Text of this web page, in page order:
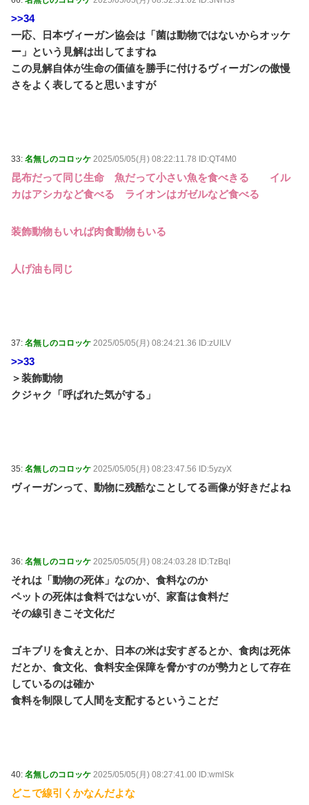
>>34
一応、日本ヴィーガン協会は「菌は動物ではないからオッケ
ー」という見解は出してますね
この見解自体が生命の価値を勝手に付けるヴィーガンの傲慢
さをよく表してると思いますが
33: 名無しのコロッケ 2025/05/05(月) 08:22:11.78 ID:QT4M0
昆布だって同じ生命 魚だって小さい魚を食べきる イル
カはアシカなど食べる ライオンはガゼルなど食べる
装飾動物もいれば肉食動物もいる
人げ油も同じ
37: 名無しのコロッケ 2025/05/05(月) 08:24:21.36 ID:zUILV
>>33
＞装飾動物
クジャク「呼ばれた気がする」
35: 名無しのコロッケ 2025/05/05(月) 08:23:47.56 ID:5yzyX
ヴィーガンって、動物に残酷なことしてる画像が好きだよね
36: 名無しのコロッケ 2025/05/05(月) 08:24:03.28 ID:TzBqI
それは「動物の死体」なのか、食料なのか
ペットの死体は食料ではないが、家畜は食料だ
その線引きこそ文化だ
ゴキブリを食えとか、日本の米は安すぎるとか、食肉は死体
だとか、食文化、食料安全保障を脅かすのが勢力として存在
しているのは確か
食料を制限して人間を支配するということだ
40: 名無しのコロッケ 2025/05/05(月) 08:27:41.00 ID:wmlSk
どこで線引くかなんだよな